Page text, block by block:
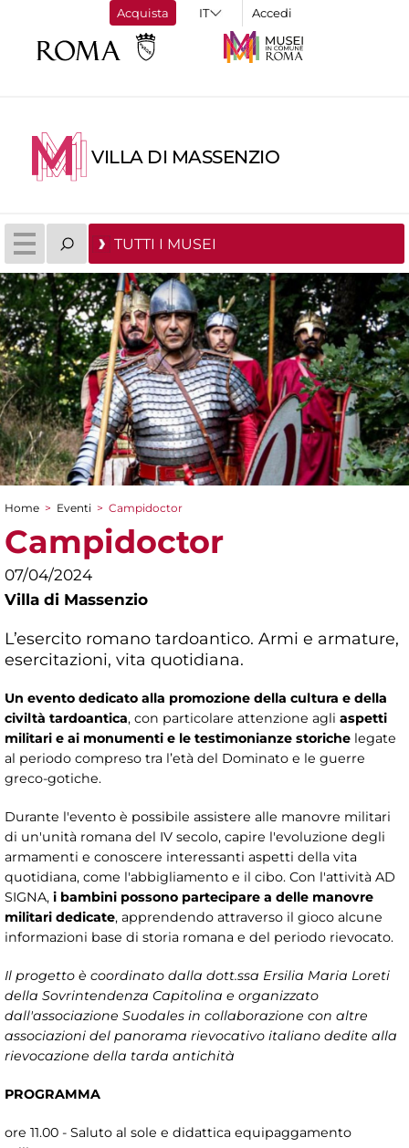
Acquista Accedi
VILLA DI MASSENZIO
TUTTI I MUSEI
Tu sei qui
Home > Eventi > Campidoctor
Campidoctor
07/04/2024
Villa di Massenzio
L’esercito romano tardoantico. Armi e armature,
esercitazioni, vita quotidiana.
Un evento dedicato alla promozione della cultura e della
civiltà tardoantica, con particolare attenzione agli aspetti
militari e ai monumenti e le testimonianze storiche legate
al periodo compreso tra l’età del Dominato e le guerre
greco-gotiche.
Durante l'evento è possibile assistere alle manovre militari
di un'unità romana del IV secolo, capire l'evoluzione degli
armamenti e conoscere interessanti aspetti della vita
quotidiana, come l'abbigliamento e il cibo. Con l'attività AD
SIGNA, i bambini possono partecipare a delle manovre
militari dedicate, apprendendo attraverso il gioco alcune
informazioni base di storia romana e del periodo rievocato.
Il progetto è coordinato dalla dott.ssa Ersilia Maria Loreti
della Sovrintendenza Capitolina e organizzato
dall'associazione Suodales in collaborazione con altre
associazioni del panorama rievocativo italiano dedite alla
rievocazione della tarda antichità
PROGRAMMA
ore 11.00 - Saluto al sole e didattica equipaggamento